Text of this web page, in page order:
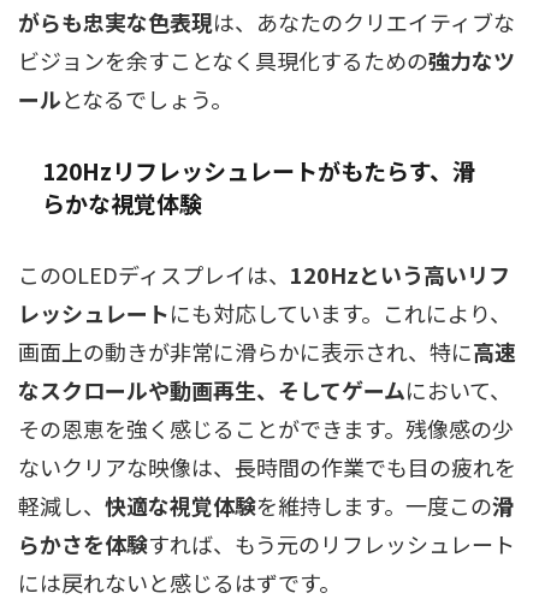
がらも忠実な色表現は、あなたのクリエイティブな
ビジョンを余すことなく具現化するための強力なツ
ールとなるでしょう。
120Hzリフレッシュレートがもたらす、滑
らかな視覚体験
このOLEDディスプレイは、 120Hzという高いリフ
レッシュレートにも対応しています。これにより、
画面上の動きが非常に滑らかに表示され、特に高速
なスクロールや動画再生、そしてゲームにおいて、
その恩恵を強く感じることができます。残像感の少
ないクリアな映像は、長時間の作業でも目の疲れを
軽減し、 快適な視覚体験を維持します。一度この滑
らかさを体験すれば、もう元のリフレッシュレート
には戻れないと感じるはずです。